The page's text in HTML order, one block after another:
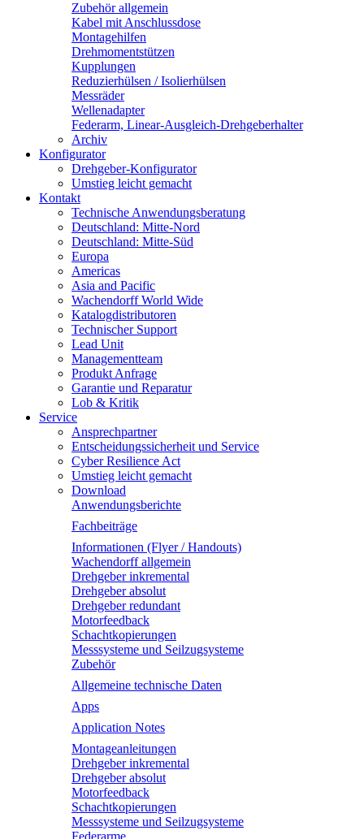
Zubehör allgemein
Kabel mit Anschlussdose
Montagehilfen
Drehmomentstützen
Kupplungen
Reduzierhülsen / Isolierhülsen
Messräder
Wellenadapter
Federarm, Linear-Ausgleich-Drehgeberhalter
Archiv
Konfigurator
Drehgeber-Konfigurator
Umstieg leicht gemacht
Kontakt
Technische Anwendungsberatung
Deutschland: Mitte-Nord
Deutschland: Mitte-Süd
Europa
Americas
Asia and Pacific
Wachendorff World Wide
Katalogdistributoren
Technischer Support
Lead Unit
Managementteam
Produkt Anfrage
Garantie und Reparatur
Lob & Kritik
Service
Ansprechpartner
Entscheidungssicherheit und Service
Cyber Resilience Act
Umstieg leicht gemacht
Download
Anwendungsberichte
Fachbeiträge
Informationen (Flyer / Handouts)
Wachendorff allgemein
Drehgeber inkremental
Drehgeber absolut
Drehgeber redundant
Motorfeedback
Schachtkopierungen
Messsysteme und Seilzugsysteme
Zubehör
Allgemeine technische Daten
Apps
Application Notes
Montageanleitungen
Drehgeber inkremental
Drehgeber absolut
Motorfeedback
Schachtkopierungen
Messsysteme und Seilzugsysteme
Federarme